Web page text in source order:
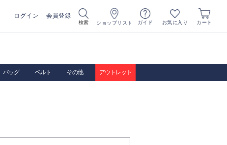
ログイン 会員登録
検索 ショップリスト ガイド お気に入り カート
バッグ ベルト その他 アウトレット